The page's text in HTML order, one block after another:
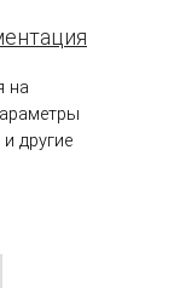
на
другие